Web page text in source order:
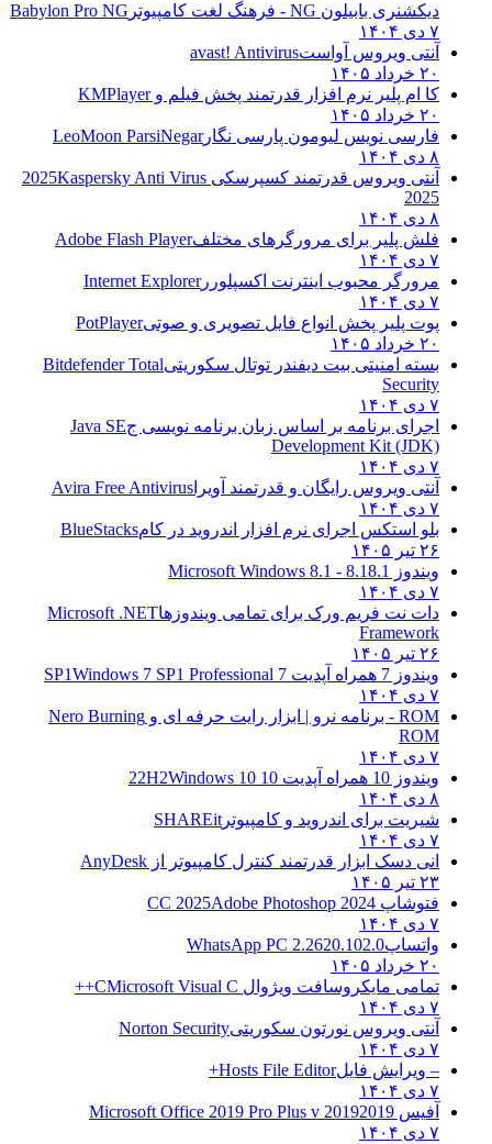
دیکشنری بابیلون NG - فرهنگ لغت کامپیوتر
Babylon Pro NG
۷ دی ۱۴۰۴
آنتی ویروس آواستavast! Antivirus
۲۰ خرداد ۱۴۰۵
کا ام پلیر نرم افزار قدرتمند پخش فیلم وKMPlayer
۲۰ خرداد ۱۴۰۵
فارسی نویس لیومون پارسی نگارLeoMoon ParsiNegar
۸ دی ۱۴۰۴
آنتی ویروس قدرتمند کسپرسکی 2025 Kaspersky Anti Virus
2025
۸ دی ۱۴۰۴
فلش پلیر برای مرورگرهای مختلفAdobe Flash Player
۷ دی ۱۴۰۴
مرورگر محبوب اینترنت اکسپلوررInternet Explorer
۷ دی ۱۴۰۴
پوت پلیر پخش انواع فایل تصویری و صوتیPotPlayer
۲۰ خرداد ۱۴۰۵
بسته امنیتی بیت دیفندر توتال سکوریتیBitdefender Total
Security
۷ دی ۱۴۰۴
اجرای برنامه بر اساس زبان برنامه نویسی جJava SE
Development Kit (JDK)
۷ دی ۱۴۰۴
آنتی ویروس رایگان و قدرتمند آویرا Avira Free Antivirus
۷ دی ۱۴۰۴
بلو استکس اجرای نرم افزار اندروید در کامBlueStacks
۲۶ تیر ۱۴۰۵
ویندوز 8.1
8.1 - Microsoft Windows 8.1
۷ دی ۱۴۰۴
دات نت فریم ورک برای تمامی ویندوزهاMicrosoft .NET
Framework
۲۶ تیر ۱۴۰۵
ویندوز 7 همراه آپدیت 7 SP1
Windows 7 SP1 Professional
۷ دی ۱۴۰۴
ROM - برنامه نرو | ابزار رایت حرفه ای و
Nero Burning
ROM
۷ دی ۱۴۰۴
ویندوز 10 همراه آپدیت 10 22H2
Windows 10
۸ دی ۱۴۰۴
شیریت برای اندروید و کامپیوتر SHAREit
۷ دی ۱۴۰۴
انی دسک ابزار قدرتمند کنترل کامپیوتر از AnyDesk
۲۳ تیر ۱۴۰۵
فتوشاپ CC 2025 Adobe Photoshop 2024
۷ دی ۱۴۰۴
واتساپWhatsApp PC 2.2620.102.0
۲۰ خرداد ۱۴۰۵
تمامی مایکروسافت ویژوال C Microsoft Visual C++
۷ دی ۱۴۰۴
آنتی ویروس نورتون سکوریتیNorton Security
۷ دی ۱۴۰۴
– ویرایش فایلHosts File Editor+
۷ دی ۱۴۰۴
آفیس 2019 2019 Microsoft Office 2019 Pro Plus v
۷ دی ۱۴۰۴